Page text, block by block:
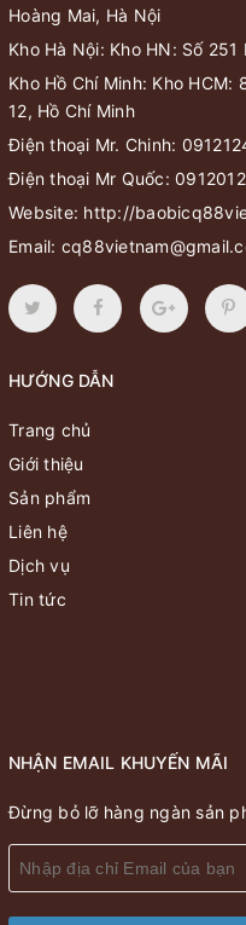
Hoàng Mai, Hà Nội
Kho Hà Nội: Kho HN: Số
Kho Hồ Chí Minh: Kho
12, Hồ Chí Minh
Điện thoại Mr. Chinh:
Điện thoại Mr Quốc:
Website: http://
Email:
HƯỚNG DẪN
Trang chủ
Giới thiệu
Sản phẩm
Liên hệ
Dịch vụ
Tin tức
NHẬN EMAIL KHUYẾN MÃI
Đừng bỏ lỡ hàng ngàn sản